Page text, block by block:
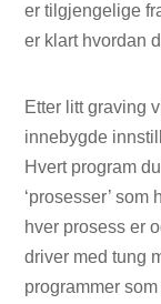
er tilgjengelige
er klart hvordan
Etter litt graving
innebygde
Hvert program
‘prosesser’
hver prosess er
driver med tung
programmer